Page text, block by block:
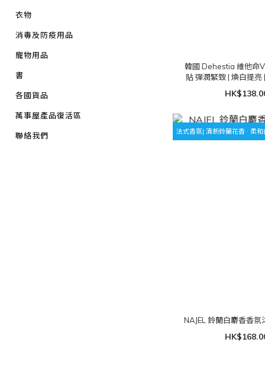
衣物
消毒及防疫用品
寵物用品
書
各國貨品
萬事屋產品復活區
聯絡我們
韓國 Dehestia 維他命
貼 彈潤緊致 | 煥白提亮
法式香氛| 清新鈴蘭花香 · 柔
NAJEL 鈴蘭白麝香香